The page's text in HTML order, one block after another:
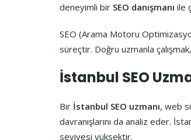
deneyimli bir SEO danışmanı ile
SEO (Arama Motoru
süreçtir. Doğru uzmanla
İstanbul SEO
Bir İstanbul SEO uzmanı, web
davranışlarını da analiz eder.
seviyesi yüksektir.